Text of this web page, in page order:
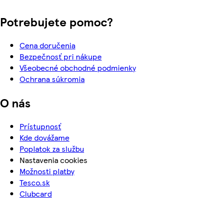
Potrebujete pomoc?
Cena doručenia
Bezpečnosť pri nákupe
Všeobecné obchodné podmienky
Ochrana súkromia
O nás
Prístupnosť
Kde dovážame
Poplatok za službu
Nastavenia cookies
Možnosti platby
Tesco.sk
Clubcard